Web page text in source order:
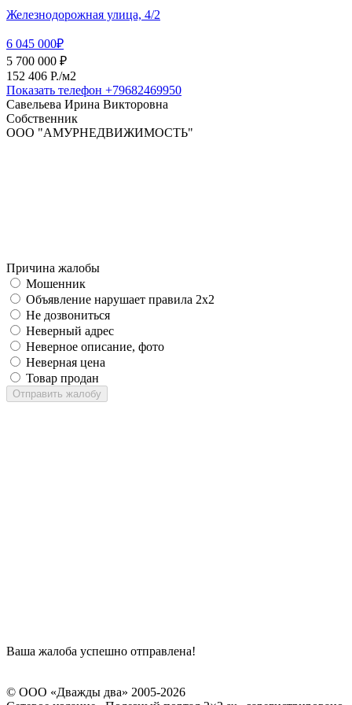
Железнодорожная улица, 4/2
6 045 000₽
5 700 000 ₽
152 406 P./м2
Показать телефон +79682469950
Савельева Ирина Викторовна
Собственник
ООО "АМУРНЕДВИЖИМОСТЬ"
Причина жалобы
Мошенник
Объявление нарушает правила 2x2
Не дозвониться
Неверный адрес
Неверное описание, фото
Неверная цена
Товар продан
Отправить жалобу
Ваша жалоба успешно отправлена!
© ООО «Дважды два» 2005-2026